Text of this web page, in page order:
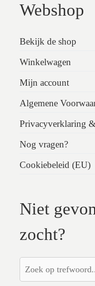
Webshop
Bekijk de shop
Winkelwagen
Mijn account
Algemene
Privacyverklaring
Nog vragen?
Cookiebeleid (EU)
Niet
zocht?